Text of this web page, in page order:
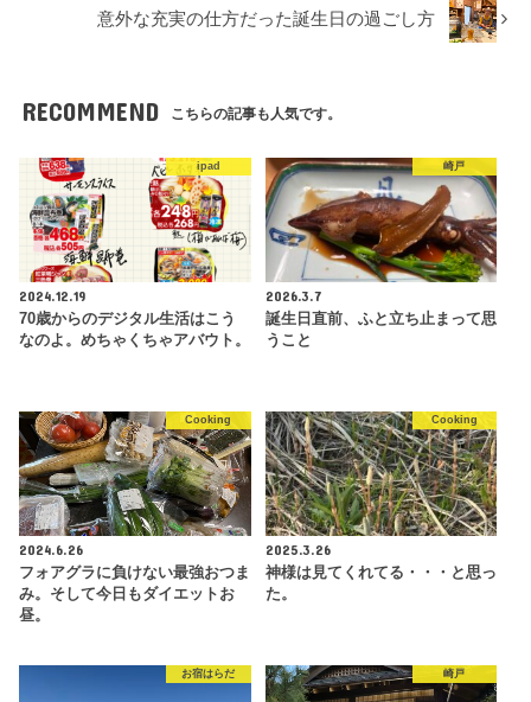
意外な充実の仕方だった誕生日の過ごし方
RECOMMEND こちらの記事も人気です。
ipad
2024.12.19
70歳からのデジタル生活はこう
なのよ。めちゃくちゃアバウト。
崎戸
2026.3.7
誕生日直前、ふと立ち止まって思
うこと
Cooking
2024.6.26
フォアグラに負けない最強おつま
み。そして今日もダイエットお
昼。
Cooking
2025.3.26
神様は見てくれてる・・・と思っ
た。
お宿はらだ 崎戸